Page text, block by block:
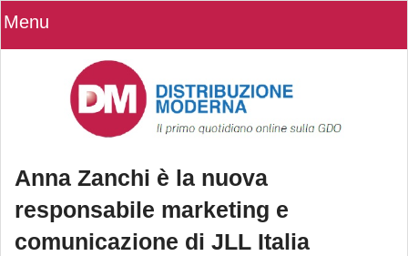
Menu
Anna Zanchi è la nuova
responsabile marketing e
comunicazione di JLL Italia